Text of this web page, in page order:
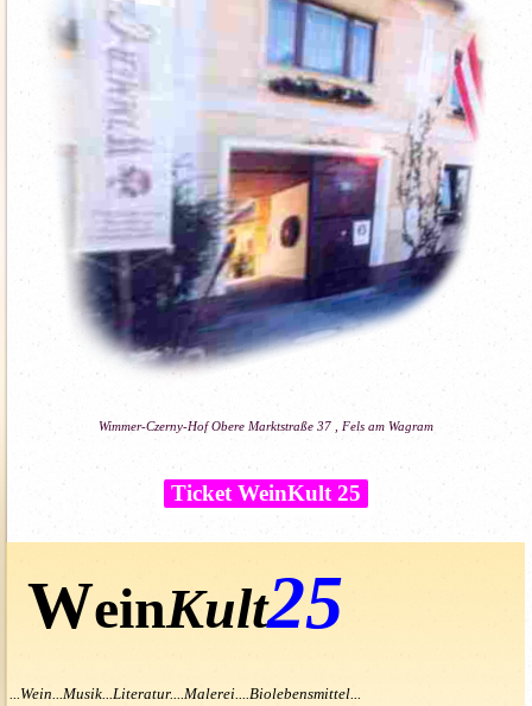
Wimmer-Czerny-Hof Obere Marktstraße 37 , Fels am Wagram
Ticket WeinKult 25
WeinKult25
...Wein...Musik...Literatur....Malerei....Biolebensmittel...